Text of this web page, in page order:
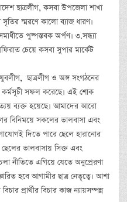
ছাত্রলীগ, কসবা উপজেলা শাখা
স্মরণে কালো ব্যাজ ধারণ।
পুষ্পস্তবক অর্পণ। ৩.সন্ধ্যা
চেয়ে কসবা সুপার মার্কেট
ছাত্রলীগ ও অঙ্গ সংগঠনের
সফল করেছে। এই শোক
ব্যক্ত হয়েছে। আমাদের আরো
বিনিময়ে সকলের ভালবাসা এবং
দিতে পারে ছেলে হারানোর
ভালবাসায় সিক্ত এবং
নীতিতে এগিয়ে যেতে অনুপ্রেরণা
হবে আগামীর ছাত্র নেতৃত্বে। আশা
প্রার্থীর বিচার কাজ ন্যায়সম্পন্ন